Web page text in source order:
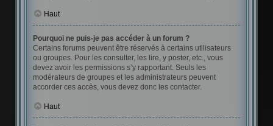
Haut
Pourquoi ne puis-je pas accéder à un forum ?
Certains forums peuvent être réservés à certains utilisateurs
ou groupes. Pour les consulter, les lire, y poster, etc., vous
devez avoir les permissions s’y rapportant. Seuls les
modérateurs de groupes et les administrateurs peuvent
accorder ces accès, vous devez donc les contacter.
Haut